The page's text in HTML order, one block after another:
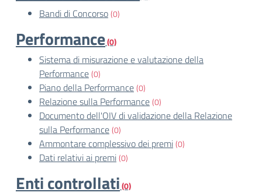
Bandi di Concorso(0)
Performance(0)
Sistema di misurazione e valutazione della
Performance(0)
Piano della Performance(0)
Relazione sulla Performance(0)
Documento dell'OIV di validazione della Relazione
sulla Performance(0)
Ammontare complessivo dei premi(0)
Dati relativi ai premi(0)
Enti controllati(0)